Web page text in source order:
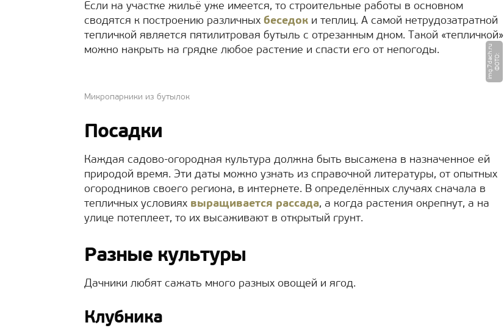
Если на участке жильё уже имеется, то строительные работы в основном
сводятся к построению различных беседок и теплиц. А самой нетрудозатратной
тепличкой является пятилитровая бутыль с отрезанным дном. Такой «тепличкой»
можно накрыть на грядке любое растение и спасти его от непогоды.
Ф
О
Т
О
:
i
m
g.
7
d
a
c
h.
r
u
Микропарники из бутылок
Посадки
Каждая садово-огородная культура должна быть высажена в назначенное ей
природой время. Эти даты можно узнать из справочной литературы, от опытных
огородников своего региона, в интернете. В определённых случаях сначала в
тепличных условиях выращивается рассада, а когда растения окрепнут, а на
улице потеплеет, то их высаживают в открытый грунт.
Разные культуры
Дачники любят сажать много разных овощей и ягод.
Клубника